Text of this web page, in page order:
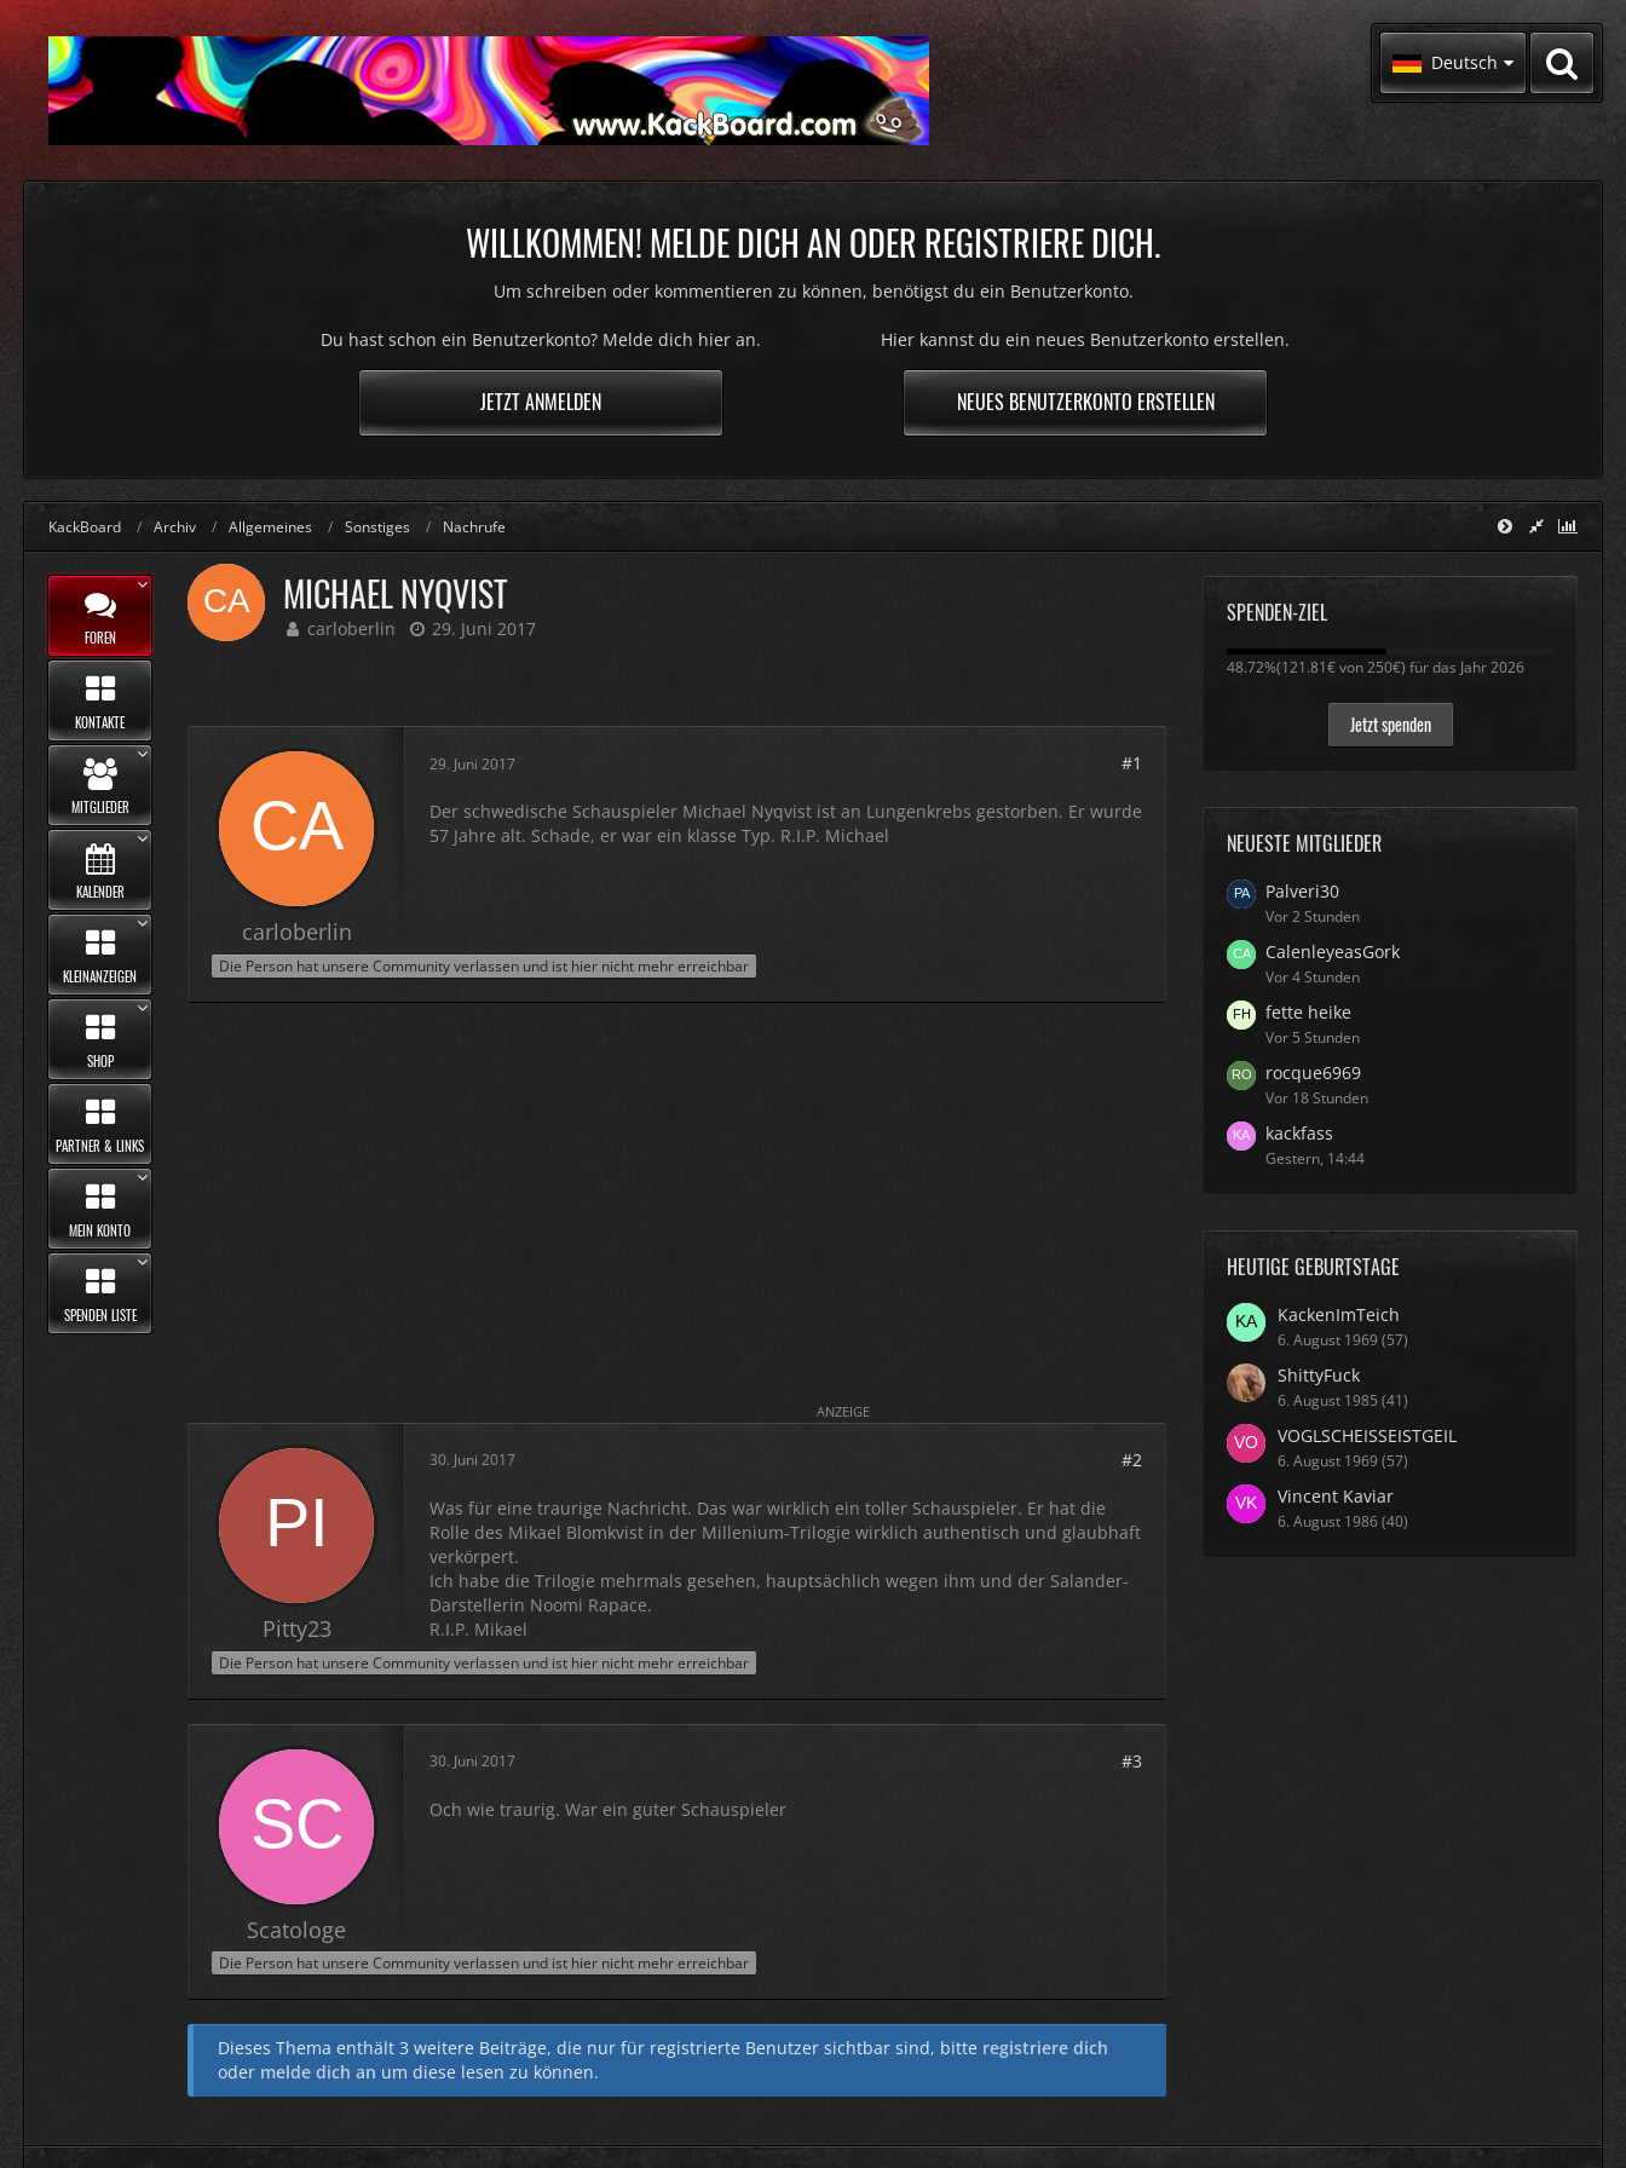
Deutsch
WILLKOMMEN! MELDE DICH AN ODER REGISTRIERE DICH.
Um schreiben oder kommentieren zu können, benötigst du ein Benutzerkonto.
Du hast schon ein Benutzerkonto? Melde dich hier an.
JETZT ANMELDEN
Hier kannst du ein neues Benutzerkonto erstellen.
NEUES BENUTZERKONTO ERSTELLEN
KackBoard Archiv Allgemeines Sonstiges Nachrufe
FOREN
KONTAKTE
MITGLIEDER
KALENDER
KLEINANZEIGEN
SHOP
PARTNER & LINKS
MEIN KONTO
SPENDEN LISTE
MICHAEL NYQVIST
carloberlin 29. Juni 2017
carloberlin
Die Person hat unsere Community verlassen und ist hier nicht mehr erreichbar
29. Juni 2017 #1
Der schwedische Schauspieler Michael Nyqvist ist an Lungenkrebs gestorben. Er wurde
57 Jahre alt. Schade, er war ein klasse Typ. R.I.P. Michael
ANZEIGE
Pitty23
Die Person hat unsere Community verlassen und ist hier nicht mehr erreichbar
30. Juni 2017 #2
Was für eine traurige Nachricht. Das war wirklich ein toller Schauspieler. Er hat die
Rolle des Mikael Blomkvist in der Millenium-Trilogie wirklich authentisch und glaubhaft
verkörpert.
Ich habe die Trilogie mehrmals gesehen, hauptsächlich wegen ihm und der Salander-
Darstellerin Noomi Rapace.
R.I.P. Mikael
Scatologe
Die Person hat unsere Community verlassen und ist hier nicht mehr erreichbar
30. Juni 2017 #3
Och wie traurig. War ein guter Schauspieler
Dieses Thema enthält 3 weitere Beiträge, die nur für registrierte Benutzer sichtbar sind, bitte registriere dich
oder melde dich an um diese lesen zu können.
SPENDEN-ZIEL
48.72%
48.72%(121.81€ von 250€) für das Jahr 2026
Jetzt spenden
NEUESTE MITGLIEDER
Palveri30
Vor 2 Stunden
CalenleyeasGork
Vor 4 Stunden
fette heike
Vor 5 Stunden
rocque6969
Vor 18 Stunden
kackfass
Gestern, 14:44
HEUTIGE GEBURTSTAGE
KackenImTeich
6. August 1969 (57)
ShittyFuck
6. August 1985 (41)
VOGLSCHEISSEISTGEIL
6. August 1969 (57)
Vincent Kaviar
6. August 1986 (40)